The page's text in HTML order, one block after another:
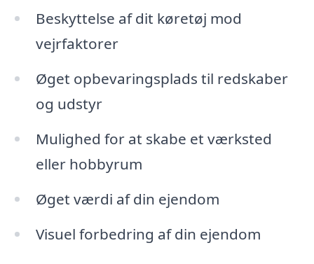
Beskyttelse af dit køretøj mod
vejrfaktorer
Øget opbevaringsplads til redskaber
og udstyr
Mulighed for at skabe et værksted
eller hobbyrum
Øget værdi af din ejendom
Visuel forbedring af din ejendom